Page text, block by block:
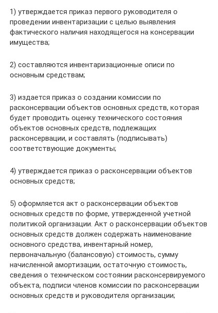
1) утверждается приказ первого руководителя о
проведении инвентаризации с целью выявления
фактического наличия находящегося на консервации
имущества;
2) составляются инвентаризационные описи по
основным средствам;
3) издается приказ о создании комиссии по
расконсервации объектов основных средств, которая
будет проводить оценку технического состояния
объектов основных средств, подлежащих
расконсервации, и составлять (подписывать)
соответствующие документы;
4) утверждается приказ о расконсервации объектов
основных средств;
5) оформляется акт о расконсервации объектов
основных средств по форме, утвержденной учетной
политикой организации. Акт о расконсервации объектов
основных средств должен содержать наименование
основного средства, инвентарный номер,
первоначальную (балансовую) стоимость, сумму
начисленной амортизации, остаточную стоимость,
сведения о техническом состоянии расконсервируемого
объекта, подписи членов комиссии по расконсервации
основных средств и руководителя организации;